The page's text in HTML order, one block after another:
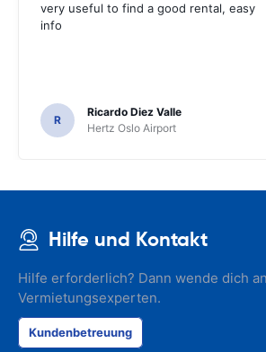
very useful to find a good rental, easy
info
R
Ricardo Diez Valle
Hertz Oslo Airport
Hilfe und Kontakt
Hilfe erforderlich? Dann wende dich
Vermietungsexperten.
Kundenbetreuung